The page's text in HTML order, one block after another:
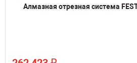
Алмазная отрезная система